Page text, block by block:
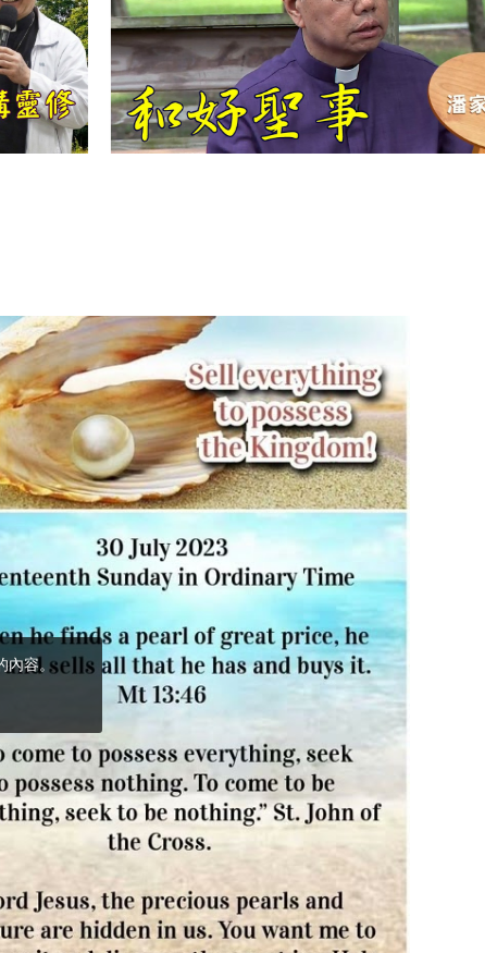
【信仰之旅】第
十二集：「聖
母、聖人」—高
樂祈 修女
【信仰之旅】第
會」—林必能神
【信仰之旅】第
十集：「逾越奧
蹟」— 錢玲珠老
師
(5)黃敏正主教
帶你做「四旬期
的智慧】：完美
的喜樂
(4)黃敏正主教
帶你做「四旬期
避靜」—【逾越
的智慧】：聖方
濟的逾越善表—
帶你做「四旬期
避靜」—【逾越
的智慧】：耶穌
的三大奧蹟